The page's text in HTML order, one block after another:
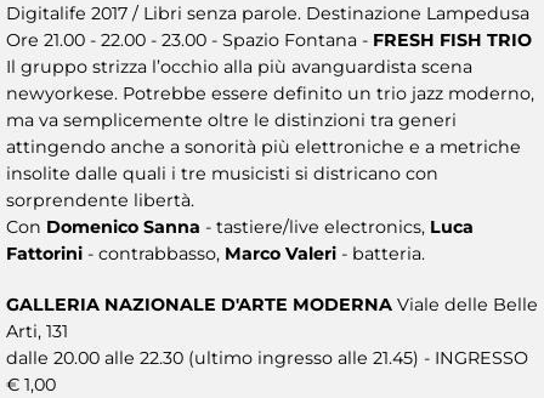
Digitalife 2017 / Libri senza parole. Destinazione Lampedusa
Ore 21.00 - 22.00 - 23.00 - Spazio Fontana - FRESH FISH TRIO
Il gruppo strizza l’occhio alla più avanguardista scena
newyorkese. Potrebbe essere definito un trio jazz moderno,
ma va semplicemente oltre le distinzioni tra generi
attingendo anche a sonorità più elettroniche e a metriche
insolite dalle quali i tre musicisti si districano con
sorprendente libertà.
Con Domenico Sanna - tastiere/live electronics, Luca
Fattorini - contrabbasso, Marco Valeri - batteria.
GALLERIA NAZIONALE D'ARTE MODERNA Viale delle Belle
Arti, 131
dalle 20.00 alle 22.30 (ultimo ingresso alle 21.45) - INGRESSO
€ 1,00